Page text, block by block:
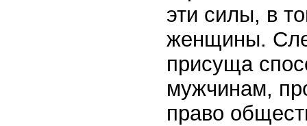
эти силы, в
женщины.
присуща
мужчинам,
право